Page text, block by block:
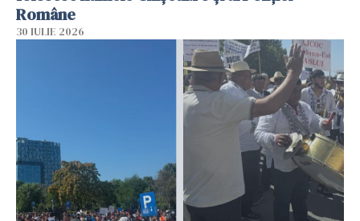
Române
30 IULIE 2026